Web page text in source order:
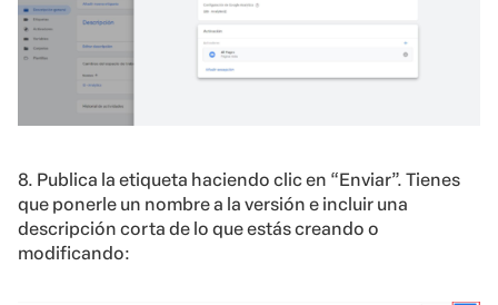
8. Publica la etiqueta haciendo clic en “Enviar”. Tienes
que ponerle un nombre a la versión e incluir una
descripción corta de lo que estás creando o
modificando: